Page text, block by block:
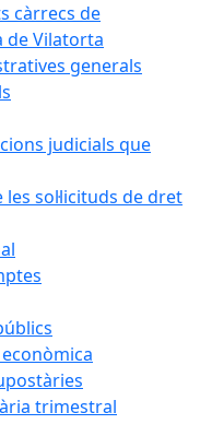
càrrecs de
de Vilatorta
generals
judicials que
sol·licituds de dret
trimestral